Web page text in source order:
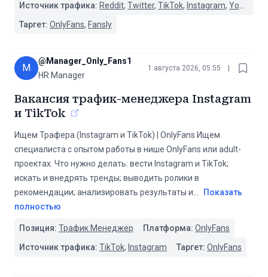
Источник трафика: Reddit, Twitter, TikTok, Instagram, YouTube
Таргет: OnlyFans, Fansly
M
@ Manager_Only_Fans1
HR Manager
1 августа 2026, 05:55
Вакансия трафик-менеджера Instagram
и TikTok
Ищем Трафера (Instagram и TikTok) | OnlyFans Ищем
специалиста с опытом работы в нише OnlyFans или adult-
проектах. Что нужно делать: вести Instagram и TikTok;
искать и внедрять тренды; выводить ролики в
рекомендации; анализировать результаты и
Показать
полностью
Позиция: Трафик Менеджер Платформа: OnlyFans
Источник трафика: TikTok, Instagram Таргет: OnlyFans